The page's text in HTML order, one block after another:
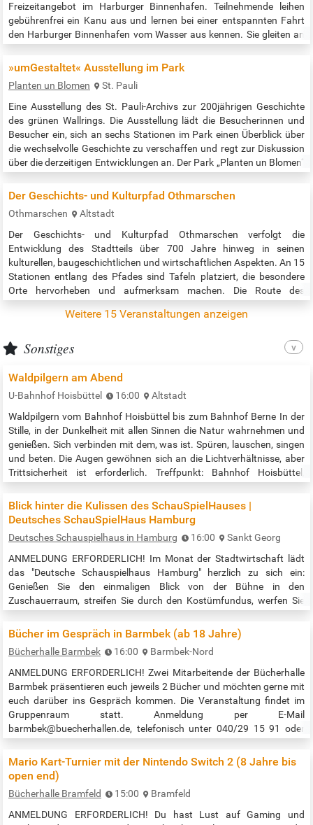
Freizeitangebot im Harburger Binnenhafen. Teilnehmende leihen
gebührenfrei ein Kanu aus und lernen bei einer entspannten Fahrt
den Harburger Binnenhafen vom Wasser aus kennen. Sie gleiten an
Klappbrücken hindurch, die wie die alten Krane von dem lebendigen
Hafenbetrieb erzählen, der hier früher herrschte, können die liebevoll
gepflegten…
»umGestaltet« Ausstellung im Park
Planten un Blomen
St. Pauli
Eine Ausstellung des St. Pauli-Archivs zur 200jährigen Geschichte
des grünen Wallrings. Die Ausstellung lädt die Besucherinnen und
Besucher ein, sich an sechs Stationen im Park einen Überblick über
die wechselvolle Geschichte zu verschaffen und regt zur Diskussion
über die derzeitigen Entwicklungen an. Der Park „Planten un Blomen“
in Hamburg einzigartig, er ist auch ein Spiegel der…
Der Geschichts- und Kulturpfad Othmarschen
Othmarschen
Altstadt
Der Geschichts- und Kulturpfad Othmarschen verfolgt die
Entwicklung des Stadtteils über 700 Jahre hinweg in seinen
kulturellen, baugeschichtlichen und wirtschaftlichen Aspekten. An 15
Stationen entlang des Pfades sind Tafeln platziert, die besondere
Orte hervorheben und aufmerksam machen. Die Route des
ist speziell für Fahrradtouren ausgelegt. Je nach Tempo dauert sie
Weitere 15 Veranstaltungen anzeigen
Sonstiges
Waldpilgern am Abend
U-Bahnhof Hoisbüttel 16:00
Altstadt
Waldpilgern vom Bahnhof Hoisbüttel bis zum Bahnhof Berne In der
Stille, in der Dunkelheit mit allen Sinnen die Natur wahrnehmen und
genießen. Sich verbinden mit dem, was ist. Spüren, lauschen, singen
und beten. Die Augen gewöhnen sich an die Lichtverhältnisse, aber
Trittsicherheit ist erforderlich. Treffpunkt: Bahnhof Hoisbüttel,
Wildeboer, Gunilla Schäfer, Thomas Friedhoff vom…
Blick hinter die Kulissen des SchauSpielHauses |
Deutsches SchauSpielHaus Hamburg
Deutsches Schauspielhaus in Hamburg 16:00
Sankt Georg
ANMELDUNG ERFORDERLICH! Im Monat der Stadtwirtschaft lädt
das "Deutsche Schauspielhaus Hamburg" herzlich zu sich ein:
Genießen Sie den einmaligen Blick von der Bühne in den
Zuschauerraum, streifen Sie durch den Kostümfundus, werfen Sie
unterm Dach, wie ein Bühnenbild entsteht. Dazu gibt es viele
spannende Infos aus dem Theateralltag – und natürlich Antworten
auf Ihre Fragen. Anmeldung über den…
Bücher im Gespräch in Barmbek (ab 18 Jahre)
Bücherhalle Barmbek 16:00
Barmbek-Nord
ANMELDUNG ERFORDERLICH! Zwei Mitarbeitende der Bücherhalle
Barmbek präsentieren euch jeweils 2 Bücher und möchten gerne mit
euch darüber ins Gespräch kommen. Die Veranstaltung findet im
Gruppenraum statt. Anmeldung per E-Mail
barmbek@buecherhallen.de, telefonisch unter 040/29 15 91 oder
https://www.buecherhallen.de/barmbek-termin/buecher-im-
gespraech/datum/20251107.html
Mario Kart-Turnier mit der Nintendo Switch 2 (8 Jahre bis
open end)
Bücherhalle Bramfeld 15:00
Bramfeld
ANMELDUNG ERFORDERLICH! Du hast Lust auf Gaming und